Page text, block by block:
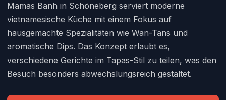
Mamas Banh in Schöneberg serviert moderne
vietnamesische Küche mit einem Fokus auf
hausgemachte Spezialitäten wie Wan-Tans und
aromatische Dips. Das Konzept erlaubt es,
verschiedene Gerichte im Tapas-Stil zu teilen, was den
Besuch besonders abwechslungsreich gestaltet.